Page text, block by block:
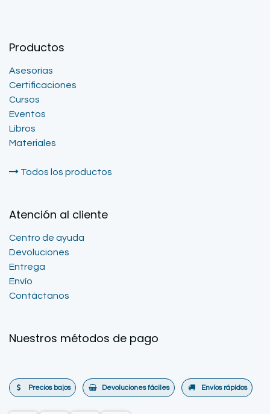
Productos
Asesorías
Certificaciones
Cursos
Eventos
Libros
Materiales
Todos los productos
Atención al cliente
Centro de ayuda
Devoluciones
Entrega
Envío
Contáctanos
Nuestros métodos de pago
Precios bajos Devoluciones fáciles Envíos rápidos